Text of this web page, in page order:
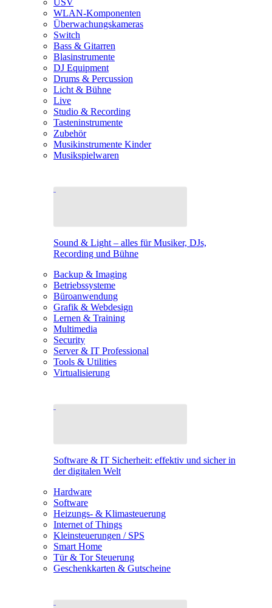
USV
WLAN-Komponenten
Überwachungskameras
Switch
Bass & Gitarren
Blasinstrumente
DJ Equipment
Drums & Percussion
Licht & Bühne
Live
Studio & Recording
Tasteninstrumente
Zubehör
Musikinstrumente Kinder
Musikspielwaren
Sound & Light – alles für Musiker, DJs,
Recording und Bühne
Backup & Imaging
Betriebssysteme
Büroanwendung
Grafik & Webdesign
Lernen & Training
Multimedia
Security
Server & IT Professional
Tools & Utilities
Virtualisierung
Software & IT Sicherheit: effektiv und sicher in
der digitalen Welt
Hardware
Software
Heizungs- & Klimasteuerung
Internet of Things
Kleinsteuerungen / SPS
Smart Home
Tür & Tor Steuerung
Geschenkkarten & Gutscheine